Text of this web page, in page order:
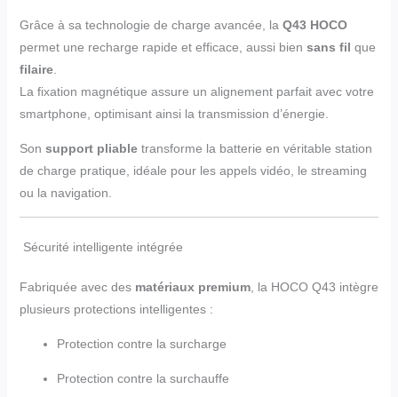
Grâce à sa technologie de charge avancée, la Q43 HOCO
permet une recharge rapide et efficace, aussi bien sans fil que
filaire.
La fixation magnétique assure un alignement parfait avec votre
smartphone, optimisant ainsi la transmission d’énergie.
Son support pliabletransforme la batterie en véritable station
de charge pratique, idéale pour les appels vidéo, le streaming
ou la navigation.
Sécurité intelligente intégrée
Fabriquée avec des matériaux premium, la HOCO Q43 intègre
plusieurs protections intelligentes :
Protection contre la surcharge
Protection contre la surchauffe